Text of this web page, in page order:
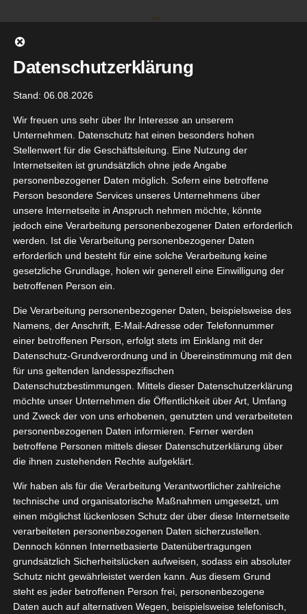
springen
Gehe zu ...
04, 2025
Junolie
Dog
Lifestyle
Hundemarken von Junolie
April 25, 2025 | Alltagshelfer,Dog,Lifestyle,
Produktvorstellungen
Datenschutzerklärung
Stand: 06.08.2026
Wir freuen uns sehr über Ihr Interesse an unserem
Unternehmen. Datenschutz hat einen besonders hohen
Stellenwert für die Geschäftsleitung. Eine Nutzung der
Internetseiten ist grundsätzlich ohne jede Angabe
personenbezogener Daten möglich. Sofern eine betroffene
Person besondere Services unseres Unternehmens über
unsere Internetseite in Anspruch nehmen möchte, könnte
jedoch eine Verarbeitung personenbezogener Daten erforderlich
werden. Ist die Verarbeitung personenbezogener Daten
erforderlich und besteht für eine solche Verarbeitung keine
gesetzliche Grundlage, holen wir generell eine Einwilligung der
betroffenen Person ein.
Die Verarbeitung personenbezogener Daten, beispielsweise des
Namens, der Anschrift, E-Mail-Adresse oder Telefonnummer
einer betroffenen Person, erfolgt stets im Einklang mit der
Datenschutz-Grundverordnung und in Übereinstimmung mit den
für uns geltenden landesspezifischen
Datenschutzbestimmungen. Mittels dieser Datenschutzerklärung
möchte unser Unternehmen die Öffentlichkeit über Art, Umfang
und Zweck der von uns erhobenen, genutzten und verarbeiteten
personenbezogenen Daten informieren. Ferner werden
betroffene Personen mittels dieser Datenschutzerklärung über
die ihnen zustehenden Rechte aufgeklärt.
Wir haben als für die Verarbeitung Verantwortlicher zahlreiche
technische und organisatorische Maßnahmen umgesetzt, um
einen möglichst lückenlosen Schutz der über diese Internetseite
verarbeiteten personenbezogenen Daten sicherzustellen.
Dennoch können Internetbasierte Datenübertragungen
grundsätzlich Sicherheitslücken aufweisen, sodass ein absoluter
Schutz nicht gewährleistet werden kann. Aus diesem Grund
steht es jeder betroffenen Person frei, personenbezogene
Daten auch auf alternativen Wegen, beispielsweise telefonisch,